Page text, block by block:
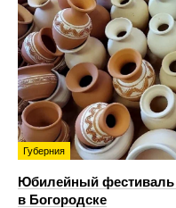
Губерния
Юбилейный фестиваль
в Богородске